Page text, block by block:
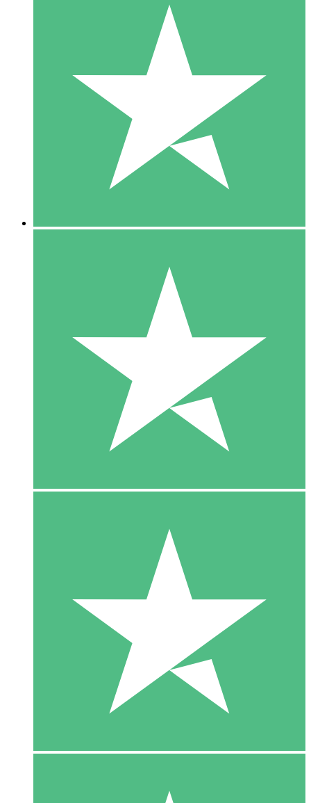
Pacotes de Créditos Individuais
Pague conforme o uso com créditos de download. Sem
1000
10 Downloads
20 00